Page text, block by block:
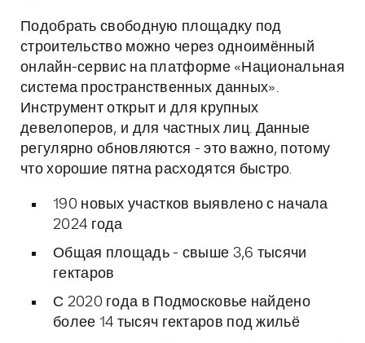
Подобрать свободную площадку под
строительство можно через одноимённый
онлайн-сервис на платформе «Национальная
система пространственных данных».
Инструмент открыт и для крупных
девелоперов, и для частных лиц. Данные
регулярно обновляются - это важно, потому
что хорошие пятна расходятся быстро.
190 новых участков выявлено с начала
2024 года
Общая площадь - свыше 3,6 тысячи
гектаров
С 2020 года в Подмосковье найдено
более 14 тысяч гектаров под жильё